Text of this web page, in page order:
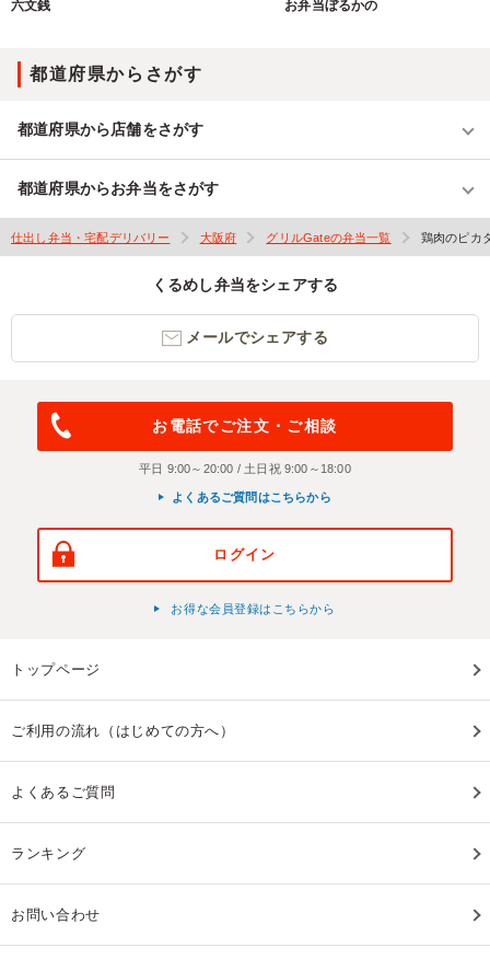
六文銭 お弁当ぼるかの
都道府県からさがす
都道府県から店舗をさがす
都道府県からお弁当をさがす
仕出し弁当・宅配デリバリー 大阪府 グリルGateの弁当一覧 鶏肉のピカ
くるめし弁当をシェアする
メールでシェアする
お電話でご注文・ご相談
平日 9:00～20:00 / 土日祝 9:00～18:00
よくあるご質問はこちらから
ログイン
お得な会員登録はこちらから
トップページ
ご利用の流れ（はじめての方へ）
よくあるご質問
ランキング
お問い合わせ